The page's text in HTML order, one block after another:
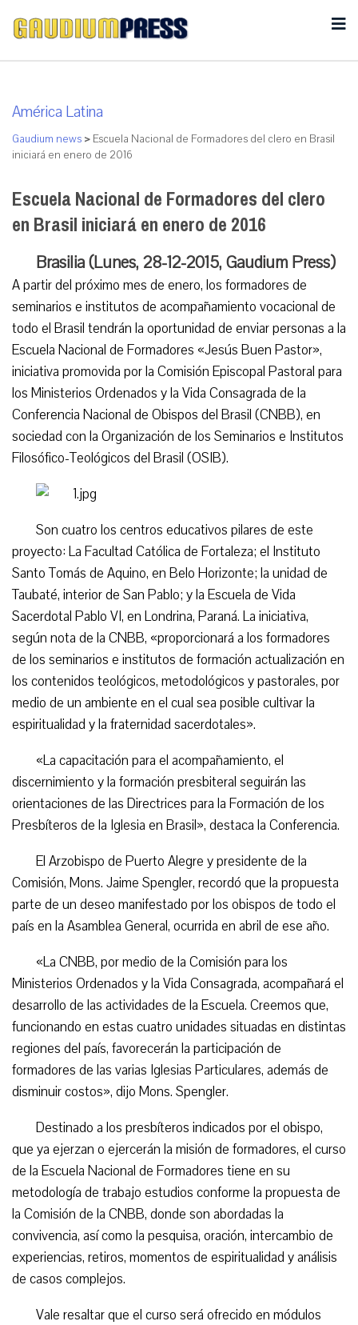
América Latina
Gaudium news > Escuela Nacional de Formadores del clero en Brasil
iniciará en enero de 2016
Escuela Nacional de Formadores del clero
en Brasil iniciará en enero de 2016
Brasilia (Lunes, 28-12-2015, Gaudium Press)
A partir del próximo mes de enero, los formadores de
seminarios e institutos de acompañamiento vocacional de
todo el Brasil tendrán la oportunidad de enviar personas a la
Escuela Nacional de Formadores «Jesús Buen Pastor»,
iniciativa promovida por la Comisión Episcopal Pastoral para
los Ministerios Ordenados y la Vida Consagrada de la
Conferencia Nacional de Obispos del Brasil (CNBB), en
sociedad con la Organización de los Seminarios e Institutos
Filosófico-Teológicos del Brasil (OSIB).
Son cuatro los centros educativos pilares de este
proyecto: La Facultad Católica de Fortaleza; el Instituto
Santo Tomás de Aquino, en Belo Horizonte; la unidad de
Taubaté, interior de San Pablo; y la Escuela de Vida
Sacerdotal Pablo VI, en Londrina, Paraná. La iniciativa,
según nota de la CNBB, «proporcionará a los formadores
de los seminarios e institutos de formación actualización en
los contenidos teológicos, metodológicos y pastorales, por
medio de un ambiente en el cual sea posible cultivar la
espiritualidad y la fraternidad sacerdotales».
«La capacitación para el acompañamiento, el
discernimiento y la formación presbiteral seguirán las
orientaciones de las Directrices para la Formación de los
Presbíteros de la Iglesia en Brasil», destaca la Conferencia.
El Arzobispo de Puerto Alegre y presidente de la
Comisión, Mons. Jaime Spengler, recordó que la propuesta
parte de un deseo manifestado por los obispos de todo el
país en la Asamblea General, ocurrida en abril de ese año.
«La CNBB, por medio de la Comisión para los
Ministerios Ordenados y la Vida Consagrada, acompañará el
desarrollo de las actividades de la Escuela. Creemos que,
funcionando en estas cuatro unidades situadas en distintas
regiones del país, favorecerán la participación de
formadores de las varias Iglesias Particulares, además de
disminuir costos», dijo Mons. Spengler.
Destinado a los presbíteros indicados por el obispo,
que ya ejerzan o ejercerán la misión de formadores, el curso
de la Escuela Nacional de Formadores tiene en su
metodología de trabajo estudios conforme la propuesta de
la Comisión de la CNBB, donde son abordadas la
convivencia, así como la pesquisa, oración, intercambio de
experiencias, retiros, momentos de espiritualidad y análisis
de casos complejos.
Vale resaltar que el curso será ofrecido en módulos